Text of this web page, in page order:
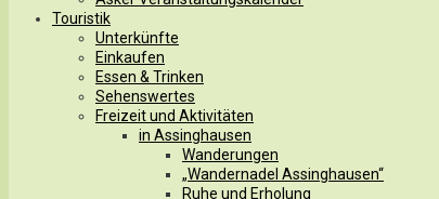
Touristik
Unterkünfte
Einkaufen
Essen & Trinken
Sehenswertes
Freizeit und Aktivitäten
in Assinghausen
Wanderungen
„Wandernadel Assinghausen“
Ruhe und Erholung